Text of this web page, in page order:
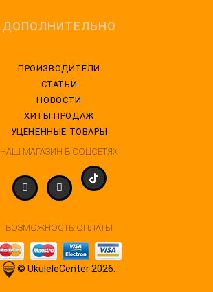
ДОПОЛНИТЕЛЬНО
ПРОИЗВОДИТЕЛИ
СТАТЬИ
НОВОСТИ
ХИТЫ ПРОДАЖ
УЦЕНЕННЫЕ ТОВАРЫ
НАШ МАГАЗИН В СОЦСЕТЯХ
ВОЗМОЖНОСТЬ ОПЛАТЫ
© UkuleleCenter 2026.